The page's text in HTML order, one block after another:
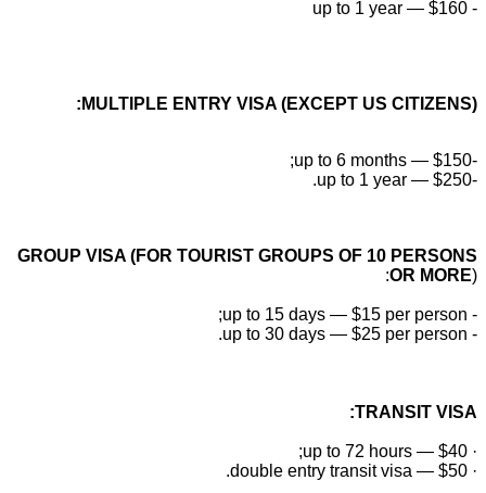
MULTIPLE ENTRY VISA (EXCEPT US
GROUP VISA (FOR TOURIST GROUPS OF 10
OR
TRANSIT